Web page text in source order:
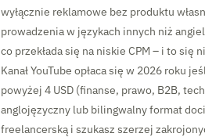
wyłącznie reklamowe bez produktu
prowadzenia w językach innych niż
co przekłada się na niskie CPM – i to się
Kanał YouTube opłaca się w 2026 roku
powyżej 4 USD (finanse, prawo, B2B,
anglojęzyczny lub bilingwalny format
freelancerską i szukasz szerzej